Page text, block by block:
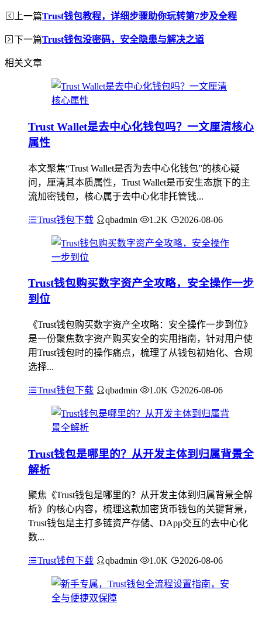
上一篇Trust钱包教程，详细步骤助你玩转第7步及全程
下一篇Trust钱包没密码，安全隐患与解决之道
相关文章
Trust Wallet是去中心化钱包吗？一文厘清核心
属性
本文聚焦“Trust Wallet是否为去中心化钱包”的核心疑
问，厘清其本质属性，Trust Wallet是币安生态旗下的主
流加密钱包，核心属于去中心化非托管钱...
Trust钱包下载 qbadmin 1.2K 2026-08-06
Trust钱包购买数字资产全攻略，安全操作一步
到位
《Trust钱包购买数字资产全攻略：安全操作一步到位》
是一份聚焦数字资产购买安全的实用指南，针对用户使
用Trust钱包时的操作痛点，梳理了从钱包初始化、合规
选择...
Trust钱包下载 qbadmin 1.0K 2026-08-06
Trust钱包是哪里的？从开发主体到归属背景全
解析
聚焦《Trust钱包是哪里的？从开发主体到归属背景全解
析》的核心内容，梳理这款加密货币钱包的关键背景，
Trust钱包是主打多链资产存储、DApp交互的去中心化
数...
Trust钱包下载 qbadmin 1.0K 2026-08-06